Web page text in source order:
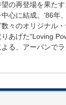
の再登場を果た
心に結成。’86年
々のオリジナル
あげた“Loving
る、アーバンで